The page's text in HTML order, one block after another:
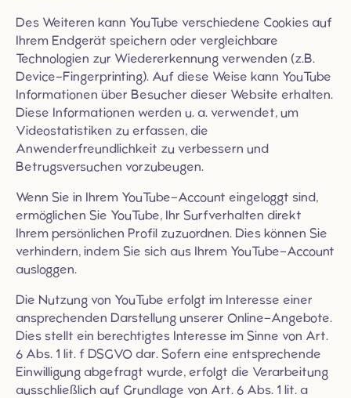
Des Weiteren kann YouTube verschiedene Cookies auf
Ihrem Endgerät speichern oder vergleichbare
Technologien zur Wiedererkennung verwenden (z.B.
Device-Fingerprinting). Auf diese Weise kann YouTube
Informationen über Besucher dieser Website erhalten.
Diese Informationen werden u. a. verwendet, um
Videostatistiken zu erfassen, die
Anwenderfreundlichkeit zu verbessern und
Betrugsversuchen vorzubeugen.
Wenn Sie in Ihrem YouTube-Account eingeloggt sind,
ermöglichen Sie YouTube, Ihr Surfverhalten direkt
Ihrem persönlichen Profil zuzuordnen. Dies können Sie
verhindern, indem Sie sich aus Ihrem YouTube-Account
ausloggen.
Die Nutzung von YouTube erfolgt im Interesse einer
ansprechenden Darstellung unserer Online-Angebote.
Dies stellt ein berechtigtes Interesse im Sinne von Art.
6 Abs. 1 lit. f DSGVO dar. Sofern eine entsprechende
Einwilligung abgefragt wurde, erfolgt die Verarbeitung
ausschließlich auf Grundlage von Art. 6 Abs. 1 lit. a